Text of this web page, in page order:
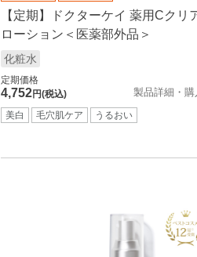
【定期】ドクターケイ 薬用Cクリ
ローション＜医薬部外品＞
化粧水
定期価格
4,752円(税込) 製品詳細・購
美白 毛穴肌ケア うるおい